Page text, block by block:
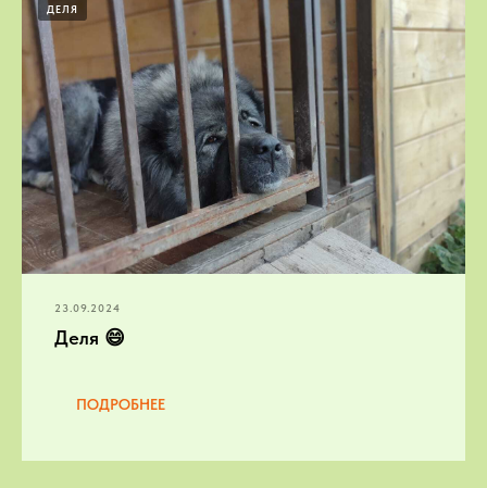
ДЕЛЯ
23.09.2024
Деля 😄
ПОДРОБНЕЕ